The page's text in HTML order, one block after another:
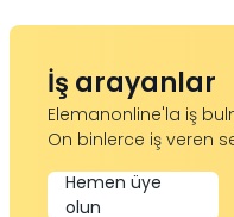
İş arayanlar
Elemanonline'la iş
On binlerce iş veren
Hemen üye
olun